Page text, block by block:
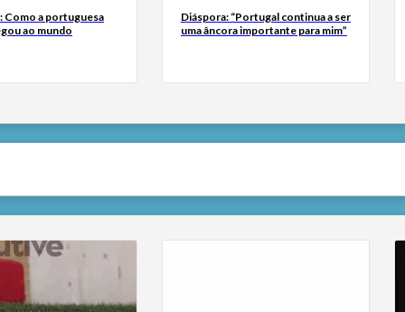
Como a portuguesa
ao mundo
Diáspora: “Portugal continua a ser
uma âncora importante para mim”